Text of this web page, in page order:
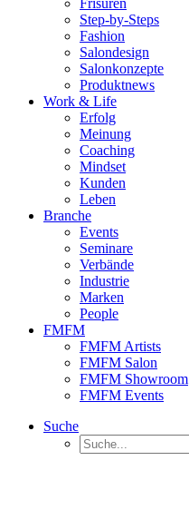
Frisuren
Step-by-Steps
Fashion
Salondesign
Salonkonzepte
Produktnews
Work & Life
Erfolg
Meinung
Coaching
Mindset
Kunden
Leben
Branche
Events
Seminare
Verbände
Industrie
Marken
People
FMFM
FMFM Artists
FMFM Salon
FMFM Showroom
FMFM Events
Suche